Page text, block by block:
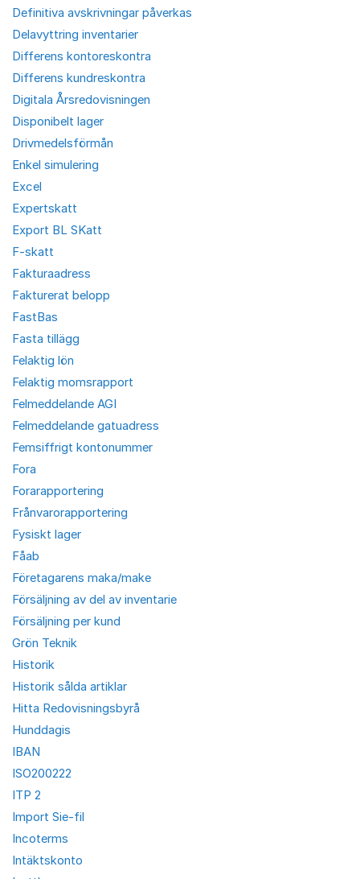
Definitiva avskrivningar påverkas
Delavyttring inventarier
Differens kontoreskontra
Differens kundreskontra
Digitala Årsredovisningen
Disponibelt lager
Drivmedelsförmån
Enkel simulering
Excel
Expertskatt
Export BL SKatt
F-skatt
Fakturaadress
Fakturerat belopp
FastBas
Fasta tillägg
Felaktig lön
Felaktig momsrapport
Felmeddelande AGI
Felmeddelande gatuadress
Femsiffrigt kontonummer
Fora
Forarapportering
Frånvarorapportering
Fysiskt lager
Fåab
Företagarens maka/make
Försäljning av del av inventarie
Försäljning per kund
Grön Teknik
Historik
Historik sålda artiklar
Hitta Redovisningsbyrå
Hunddagis
IBAN
ISO200222
ITP 2
Import Sie-fil
Incoterms
Intäktskonto